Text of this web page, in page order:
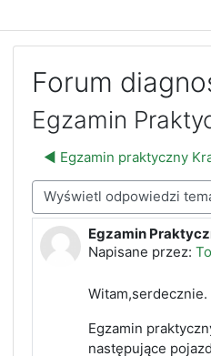
Forum
Egzamin
◀︎ Egzamin praktyczny
wyświetlania
Egzamin
Napisane przez:
Liczba
Witam,serdecznie.
Egzamin
następujące